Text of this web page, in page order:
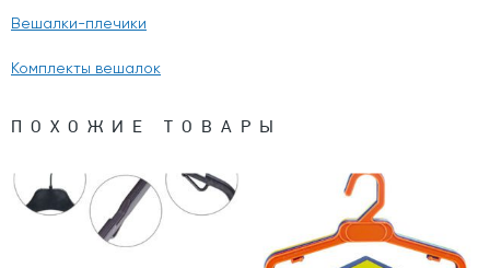
Вешалки-плечики
Комплекты вешалок
ПОХОЖИЕ ТОВАРЫ